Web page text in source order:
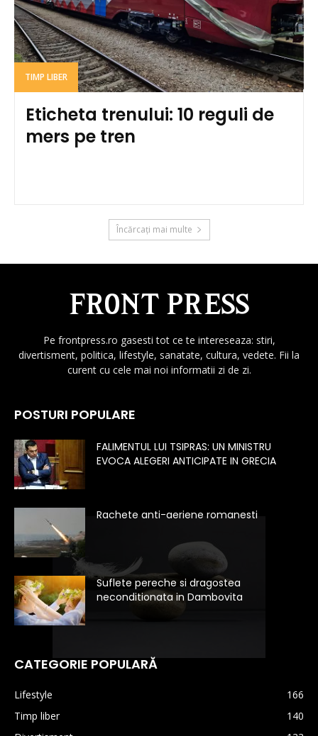
TIMP LIBER
Eticheta trenului: 10 reguli de
mers pe tren
Încărcați mai multe
Pe frontpress.ro gasesti tot ce te intereseaza: stiri,
divertisment, politica, lifestyle, sanatate, cultura, vedete. Fii la
curent cu cele mai noi informatii zi de zi.
POSTURI POPULARE
FALIMENTUL LUI TSIPRAS: UN MINISTRU
EVOCA ALEGERI ANTICIPATE IN GRECIA
Rachete anti-aeriene romanesti
Suflete pereche si dragostea
neconditionata in Dambovita
CATEGORIE POPULARĂ
Lifestyle
166
Timp liber
140